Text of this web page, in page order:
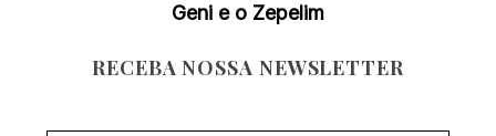
Geni e o Zepelim
RECEBA NOSSA NEWSLETTER